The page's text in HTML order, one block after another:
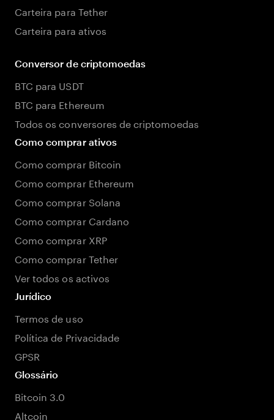
Carteira para Tether
Carteira para ativos
Conversor de criptomoedas
BTC para USDT
BTC para Ethereum
Todos os conversores de criptomoedas
Como comprar ativos
Como comprar Bitcoin
Como comprar Ethereum
Como comprar Solana
Como comprar Cardano
Como comprar XRP
Como comprar Tether
Ver todos os activos
Jurídico
Termos de uso
Política de Privacidade
GPSR
Glossário
Bitcoin 3.0
Altcoin